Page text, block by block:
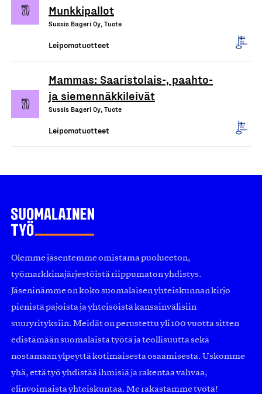
Munkkipallot
Sussis Bageri Oy, Tuote
Leipomotuotteet
Mammas: Saaristolais-, paahto-
ja siemennäkkileivät
Sussis Bageri Oy, Tuote
Leipomotuotteet
Olemme jäsentemme omistama puolueeton,
työmarkkinajärjestöistä riippumaton yhdistys.
Jäseninämme on koko suomalaisen yhteiskunnan kirjo
pienistä pajoista ja yhteisöistä kansainvälisiin
suuryrityksiin. Meidät on perustettu yli 100 vuotta sitten
edistämään suomalaista työtä ja teollisuutta sekä
nostamaan ylpeyttä kotimaisesta osaamisesta. Uskomme
yhä, että työ yhdistää ihmisiä ja rakentaa vahvaa,
elinvoimaista yhteiskuntaa. Me rakastamme työtä!